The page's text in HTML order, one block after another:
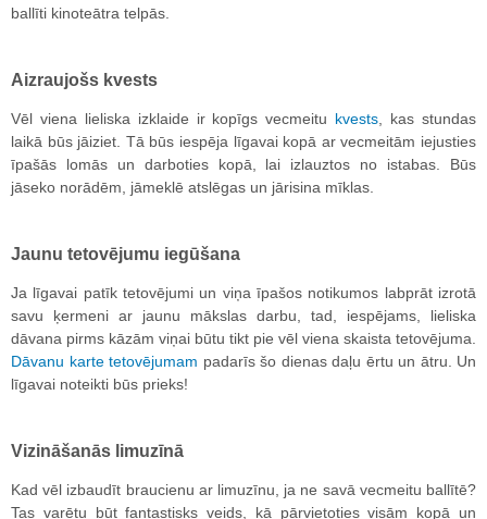
ballīti kinoteātra telpās.
Aizraujošs kvests
Vēl viena lieliska izklaide ir kopīgs vecmeitu kvests , kas stundas
laikā būs jāiziet. Tā būs iespēja līgavai kopā ar vecmeitām iejusties
īpašās lomās un darboties kopā, lai izlauztos no istabas. Būs
jāseko norādēm, jāmeklē atslēgas un jārisina mīklas.
Jaunu tetovējumu iegūšana
Ja līgavai patīk tetovējumi un viņa īpašos notikumos labprāt izrotā
savu ķermeni ar jaunu mākslas darbu, tad, iespējams, lieliska
dāvana pirms kāzām viņai būtu tikt pie vēl viena skaista tetovējuma.
Dāvanu karte tetovējumam padarīs šo dienas daļu ērtu un ātru. Un
līgavai noteikti būs prieks!
Vizināšanās limuzīnā
Kad vēl izbaudīt braucienu ar limuzīnu, ja ne savā vecmeitu ballītē?
Tas varētu būt fantastisks veids, kā pārvietoties visām kopā un